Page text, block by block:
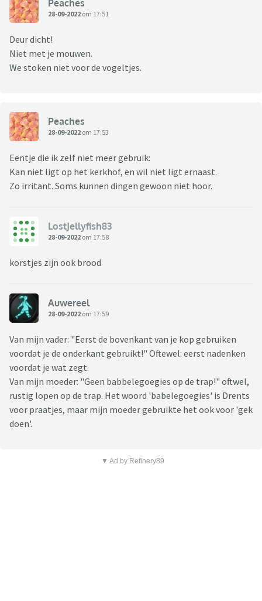
Peaches
28-09-2022 om 17:51
Deur dicht!
Niet met je mouwen.
We stoken niet voor de vogeltjes.
Peaches
28-09-2022 om 17:53
Eentje die ik zelf niet meer gebruik:
Kan niet ligt op het kerkhof, en wil niet ligt ernaast.
Zo irritant. Soms kunnen dingen gewoon niet hoor.
LostJellyfish83
28-09-2022 om 17:58
korstjes zijn ook brood
Auwereel
28-09-2022 om 17:59
Van mijn vader: "Eerst de bovenkant van je kop gebruiken
voordat je de onderkant gebruikt!" Oftewel: eerst nadenken
voordat je wat zegt.
Van mijn moeder: "Geen babbelegoegies op de trap!" oftwel,
rustig lopen op de trap. Het woord 'babelegoegies' is Drents
voor praatjes, maar mijn moeder gebruikte het ook voor 'gek
doen'.
▼ Ad by Refinery89